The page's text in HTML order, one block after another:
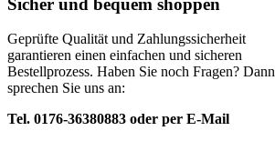
Geprüfte Qualität und Zahlungssicherheit
garantieren einen einfachen und sicheren
Bestellprozess. Haben Sie noch Fragen? Dann
sprechen Sie uns an:
Tel. 0176-36380883 oder per E-Mail